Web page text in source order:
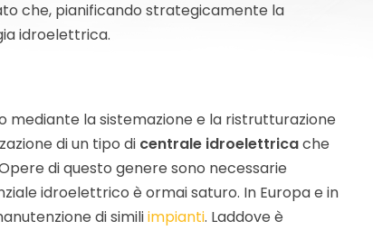
che, pianificando strategicamente la
idroelettrica.
mediante la sistemazione e la ristrutturazione
di un tipo di centrale idroelettricache
di questo genere sono necessarie
idroelettrico è ormai saturo. In Europa e in
di similiimpianti. Laddove è